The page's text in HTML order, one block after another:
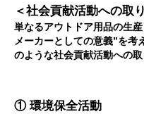
＜社会貢献活動への取
単なるアウトドア用品の生
メーカーとしての意義”を考
のような社会貢献活動への
① 環境保全活動